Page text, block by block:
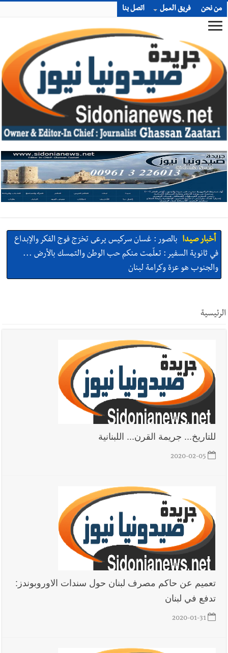
من نحن فريق العمل اتصل بنا
أخبار صيدا بالصور : غسان سركيس يرعى تخرّج فوج الفكر والإبداع
في ثانوية السفير : تعلّمت منكم حب الوطن والتمسك بالأرض ...
والجنوب هو عزة وكرامة لبنان
أخبار لبنان
خرق إسرائيلي في زوطر الغربية وساتر ترابي قبالة آخر
نقطة للجيش اللبناني
أخبار لبنان
روابط القطاع العام : إضراب الاثنين احتجاجا على
تداخل السياسة بالقضاء ولبنان قد يسلّمه إلى السلطة
أخبار لبنان حراك ديبلوماسي للتجديد لـ اليونيفيل .. مسؤول غربي
يُحذّر من الفراغ !
الحلوة - في منطقة صيدا وإنقاذه وإتهام إبن عمته ؟
الرئيسية
للتاريخ... جريمة القرن... اللبنانية
2020-02-05
تعميم عن حاكم مصرف لبنان حول سندات الاوروبوندز:
تدفع في لبنان
2020-01-31